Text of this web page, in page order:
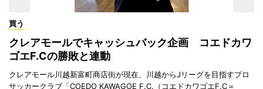
買う
クレアモールでキャッシュバック企画 コエドカワ
ゴエF.Cの勝敗と連動
クレアモール川越新富町商店街が現在、川越からJリーグを目指すプロ
サッカークラブ「COEDO KAWAGOE F.C.（コエドカワゴエF.C＝